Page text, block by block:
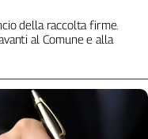
della raccolta firme.
al Comune e alla